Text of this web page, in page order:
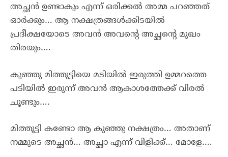
അച്ഛൻ ഉണ്ടാകും എന്ന് ഒരിക്കൽ അമ്മ പറഞ്ഞത്
ഓർക്കും… ആ നക്ഷത്രങ്ങൾക്കിടയിൽ
പ്രദീക്ഷയോടെ അവൻ അവന്റെ അച്ഛന്റെ മുഖം
തിരയും….
കുഞ്ഞു മിത്തൂട്ടിയെ മടിയിൽ ഇരുത്തി ഉമ്മറത്തെ
പടിയിൽ ഇരുന്ന് അവൻ ആകാശത്തേക്ക് വിരൽ
ചൂണ്ടും….
മിത്തൂട്ടി കണ്ടോ ആ കുഞ്ഞു നക്ഷത്രം… അതാണ്
നമ്മുടെ അച്ഛൻ… അച്ഛാ എന്ന് വിളിക്ക്… മോളേ….